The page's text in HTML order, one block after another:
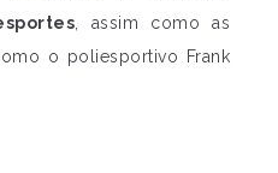
, assim como as
o poliesportivo Frank